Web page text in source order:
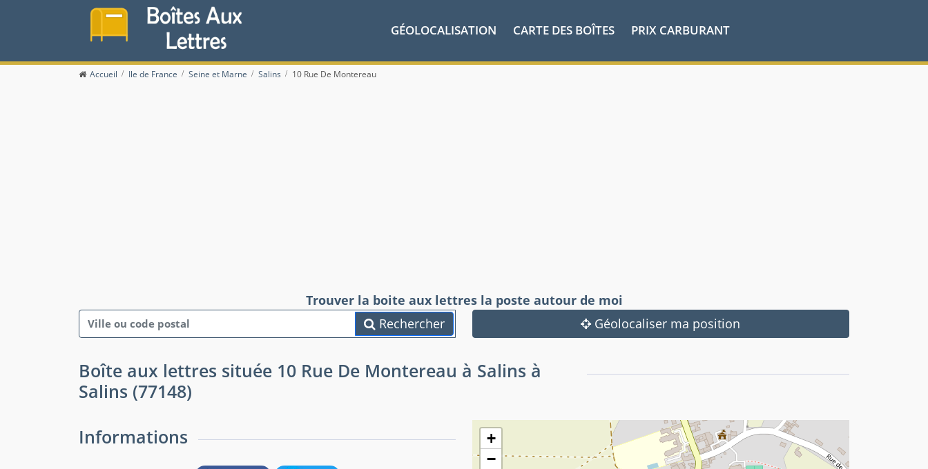
GÉOLOCALISATION CARTE DES BOÎTES PRIX CARBURANT
Accueil Ile de France Seine et Marne Salins 10 Rue De Montereau
Trouver la boite aux lettres la poste autour de moi
Rechercher
Géolocaliser ma position
Boîte aux lettres située 10 Rue De Montereau à Salins à
Salins (77148)
Informations
+
−